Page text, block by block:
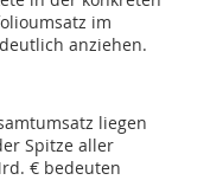
im
anziehen.
liegen
Spitze aller
€ bedeuten